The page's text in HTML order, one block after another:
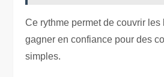
Ce rythme permet de couvrir les
gagner en confiance pour des
simples.